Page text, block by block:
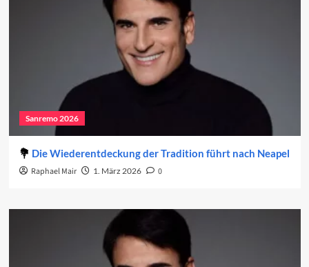
Sanremo 2026
Die Wiederentdeckung der Tradition führt nach Neapel
Raphael Mair 1. März 2026 0